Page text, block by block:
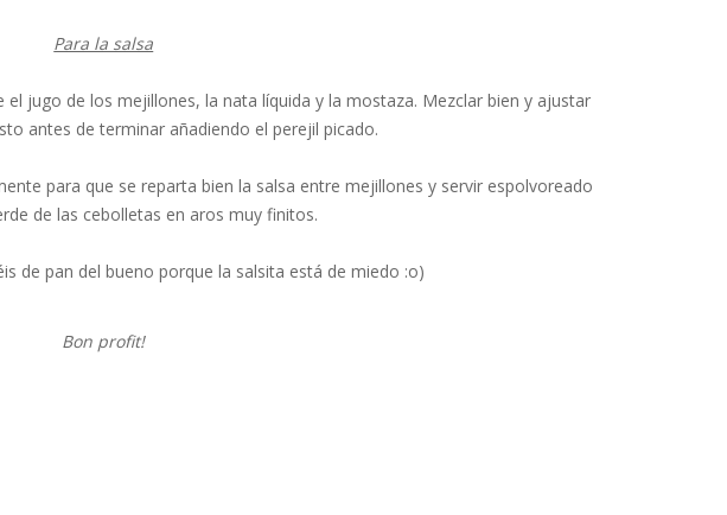
Para la salsa
jugo de los mejillones, la nata líquida y la mostaza. Mezclar bien y ajustar
antes de terminar añadiendo el perejil picado.
para que se reparta bien la salsa entre mejillones y servir espolvoreado
de las cebolletas en aros muy finitos.
de pan del bueno porque la salsita está de miedo :o)
Bon profit!